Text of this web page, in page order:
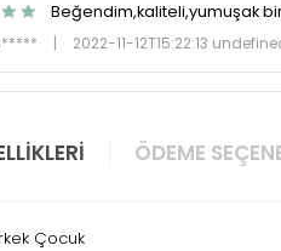
Beğendim,kaliteli,yumuşak
| 2022-11-12T15:22:13
ÖDEME
Çocuk